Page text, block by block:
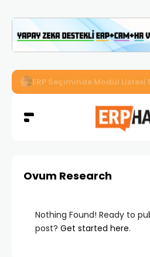
İkizler Aydınlatma,
Ovum Research
Nothing Found! Ready to
post? Get started here.